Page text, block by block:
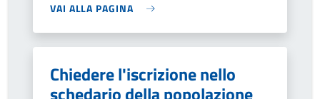
VAI ALLA PAGINA
Chiedere l'iscrizione nello